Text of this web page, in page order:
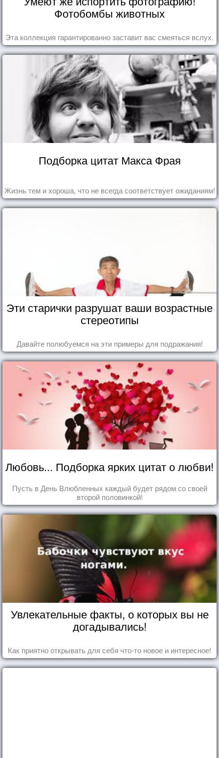
Фотобомбы животных
Эта коллекция гарантированно заставит вас смеяться вслух.
Подборка цитат Макса Фрая
Жизнь тем и хороша, что не всегда соответствует ожиданиям!
Эти старички разрушат ваши возрастные
стереотипы
Давайте полюбуемся на эти примеры для подражания!
Любовь... Подборка ярких цитат о любви!
Пусть в День Влюбленных каждый будет рядом со своей
второй половинкой!
Увлекательные факты, о которых вы не
догадывались!
Как приятно открывать для себя что-то новое и интересное!